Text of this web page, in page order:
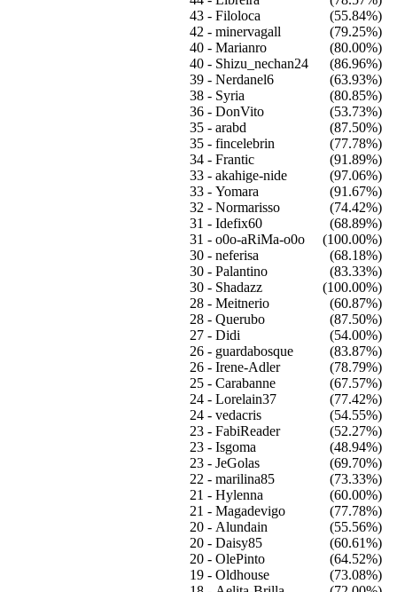
43 - Filoloca
(55.84%)
42 - minervagall
(79.25%)
40 - Marianro
(80.00%)
40 - Shizu_nechan24
(86.96%)
39 - Nerdanel6
(63.93%)
38 - Syria
(80.85%)
36 - DonVito
(53.73%)
35 - arabd
(87.50%)
35 - fincelebrin
(77.78%)
34 - Frantic
(91.89%)
33 - akahige-nide
(97.06%)
33 - Yomara
(91.67%)
32 - Normarisso
(74.42%)
31 - Idefix60
(68.89%)
31 - o0o-aRiMa-o0o
(100.00%)
30 - neferisa
(68.18%)
30 - Palantino
(83.33%)
30 - Shadazz
(100.00%)
28 - Meitnerio
(60.87%)
28 - Querubo
(87.50%)
27 - Didi
(54.00%)
26 - guardabosque
(83.87%)
26 - Irene-Adler
(78.79%)
25 - Carabanne
(67.57%)
24 - Lorelain37
(77.42%)
24 - vedacris
(54.55%)
23 - FabiReader
(52.27%)
23 - Isgoma
(48.94%)
23 - JeGolas
(69.70%)
22 - marilina85
(73.33%)
21 - Hylenna
(60.00%)
21 - Magadevigo
(77.78%)
20 - Alundain
(55.56%)
20 - Daisy85
(60.61%)
20 - OlePinto
(64.52%)
19 - Oldhouse
(73.08%)